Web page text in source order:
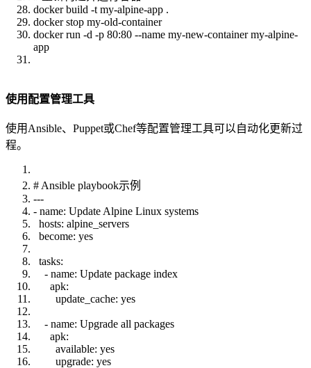
docker build -t my-alpine-app .
docker stop my-old-container
docker run -d -p 80:80 --name my-new-container my-alpine-
app
使用配置管理工具
使用Ansible、Puppet或Chef等配置管理工具可以自动化更新过
程。
# Ansible playbook示例
---
- name: Update Alpine Linux systems
hosts: alpine_servers
become: yes
tasks:
- name: Update package index
apk:
update_cache: yes
- name: Upgrade all packages
apk:
available: yes
upgrade: yes